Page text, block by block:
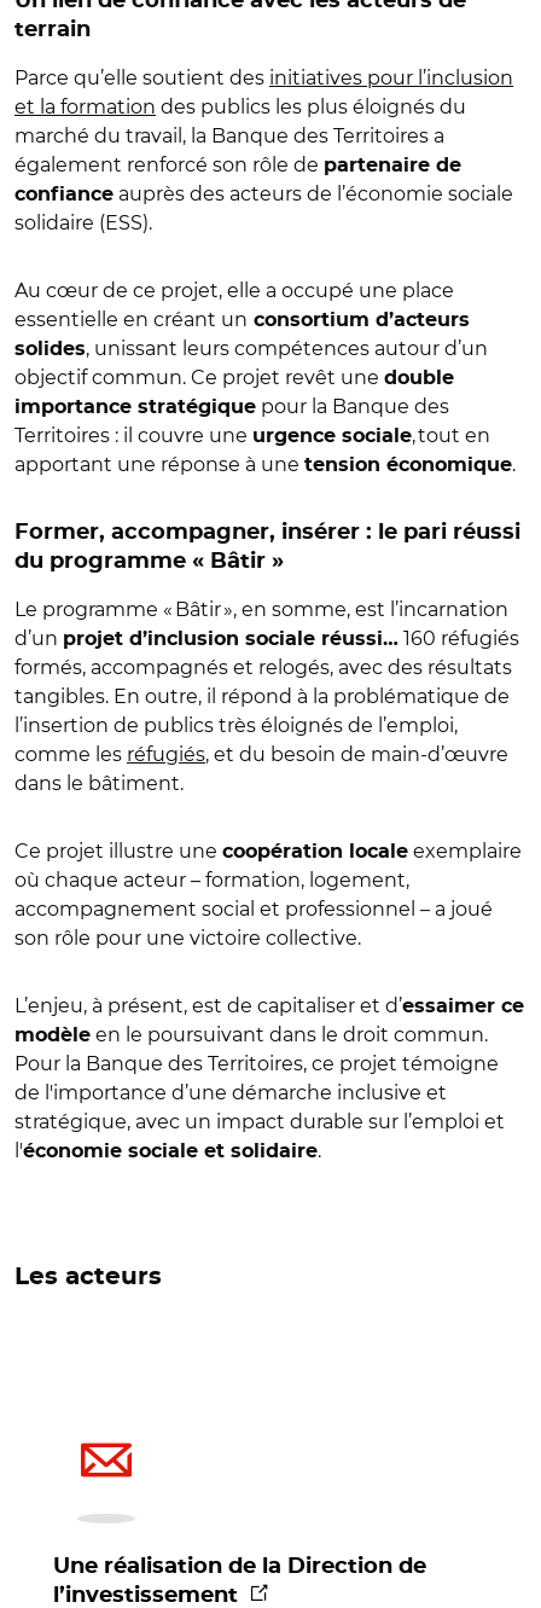
terrain
Parce qu’elle soutient des initiatives pour l’inclusion
et la formation des publics les plus éloignés du
marché du travail, la Banque des Territoires a
également renforcé son rôle de partenaire de
confiance auprès des acteurs de l’économie sociale
solidaire (ESS).
Au cœur de ce projet, elle a occupé une place
essentielle en créant un consortium d’acteurs
solides, unissant leurs compétences autour d’un
objectif commun. Ce projet revêt une double
importance stratégique pour la Banque des
Territoires : il couvre une urgence sociale, tout en
apportant une réponse à une tension économique.
Former, accompagner, insérer : le pari réussi
du programme « Bâtir »
Le programme « Bâtir », en somme, est l’incarnation
d’un projet d’inclusion sociale réussi… 160 réfugiés
formés, accompagnés et relogés, avec des résultats
tangibles. En outre, il répond à la problématique de
l’insertion de publics très éloignés de l’emploi,
comme les réfugiés, et du besoin de main-d’œuvre
dans le bâtiment.
Ce projet illustre une coopération locale exemplaire
où chaque acteur – formation, logement,
accompagnement social et professionnel – a joué
son rôle pour une victoire collective.
L’enjeu, à présent, est de capitaliser et d’essaimer ce
modèle en le poursuivant dans le droit commun.
Pour la Banque des Territoires, ce projet témoigne
de l'importance d’une démarche inclusive et
stratégique, avec un impact durable sur l’emploi et
l'économie sociale et solidaire.
Les acteurs
Une réalisation de la Direction de
l’investissement
(nouvelle fenêtre)